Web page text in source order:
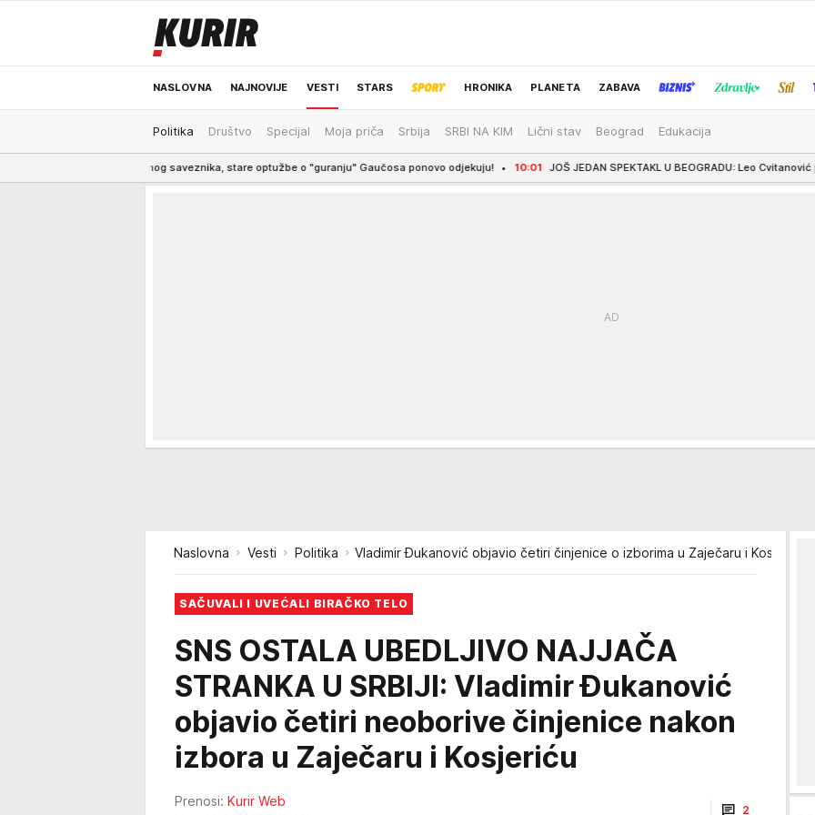
NASLOVNA NAJNOVIJE VESTI STARS HRONIKA PLANETA ZABAVA
ODRŽIVA BUDUĆNOST REGION NEWS IZBOR UREDNIKA
Politika Društvo Specijal Moja priča Srbija SRBI NA KIM Lični stav Beograd Edukacija
Đani dobio moćnog saveznika, stare optužbe o "guranju" Gaučosa ponovo odjekuju! 10:01 JOŠ JEDAN SPEKTAKL U BEOGRADU: Leo Cvitanović protiv
Naslovna Vesti Politika Vladimir Đukanović objavio četiri činjenice o izborima u Zaječaru i Kosjeriću
SAČUVALI I UVEĆALI BIRAČKO TELO
SNS OSTALA UBEDLJIVO NAJJAČA
STRANKA U SRBIJI: Vladimir Đukanović
objavio četiri neoborive činjenice nakon
izbora u Zaječaru i Kosjeriću
Prenosi: Kurir Web
2